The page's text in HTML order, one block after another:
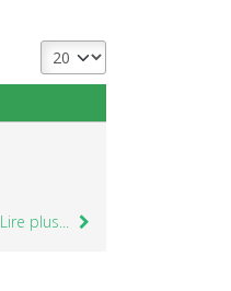
Lire plus...